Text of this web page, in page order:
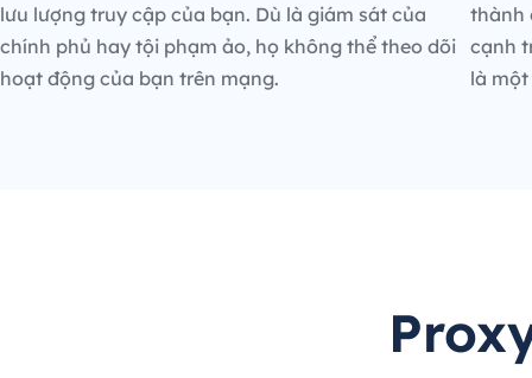
lưu lượng truy cập của bạn. Dù là giám sát của
chính phủ hay tội phạm ảo, họ không thể theo dõi
hoạt động của bạn trên mạng.
thành
cạnh
là